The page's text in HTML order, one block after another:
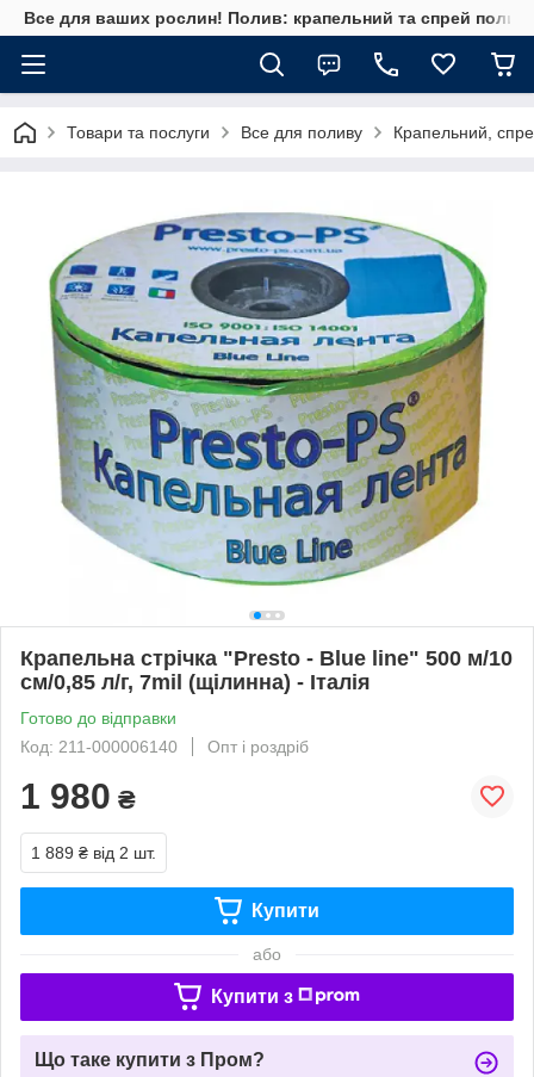
Все для ваших рослин! Полив: крапельний та спрей полив,
Товари та послуги Все для поливу Крапельний,
Крапельна стрічка "Presto - Blue line" 500 м/10
см/0,85 л/г, 7mil (щілинна) - Італія
Готово до відправки
Код: 211-000006140
Опт і роздріб
1 980 ₴
1 889 ₴ від 2 шт.
Купити
або
Купити з
Що таке купити з Пром?